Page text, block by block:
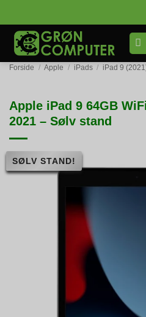
til
indhold
Forside / Apple / iPads / iPad 9
Apple iPad 9 64GB
2021 – Sølv stand
SØLV STAND!